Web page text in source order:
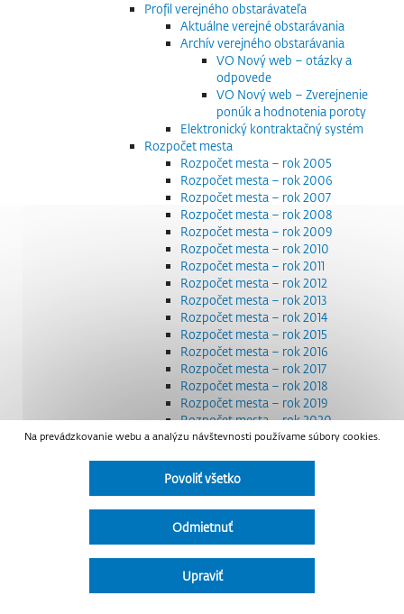
Profil verejného obstarávateľa
Aktuálne verejné obstarávania
Archív verejného obstarávania
VO Nový web – otázky a
odpovede
VO Nový web – Zverejnenie
ponúk a hodnotenia poroty
Elektronický kontraktačný systém
Rozpočet mesta
Rozpočet mesta – rok 2005
Rozpočet mesta – rok 2006
Rozpočet mesta – rok 2007
Rozpočet mesta – rok 2008
Rozpočet mesta – rok 2009
Rozpočet mesta – rok 2010
Rozpočet mesta – rok 2011
Rozpočet mesta – rok 2012
Rozpočet mesta – rok 2013
Rozpočet mesta – rok 2014
Rozpočet mesta – rok 2015
Rozpočet mesta – rok 2016
Rozpočet mesta – rok 2017
Rozpočet mesta – rok 2018
Rozpočet mesta – rok 2019
Rozpočet mesta – rok 2020
Rozpočet mesta – rok 2021
Rozpočet mesta – rok 2023
Rozpočet mesta – rok 2024
Rozpočet mesta – rok 2026
Strategické dokumenty
Transparentnosť a výdavky na štátnu reklamu
Úradná tabuľa
Na prevádzkovanie webu a analýzu návštevnosti používame súbory cookies.
Povoliť všetko
Odmietnuť
Upraviť